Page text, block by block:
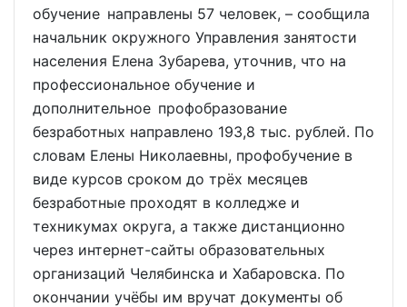
обучение направлены 57 человек, – сообщила
начальник окружного Управления занятости
населения Елена Зубарева, уточнив, что на
профессиональное обучение и
дополнительное профобразование
безработных направлено 193,8 тыс. рублей. По
словам Елены Николаевны, профобучение в
виде курсов сроком до трёх месяцев
безработные проходят в колледже и
техникумах округа, а также дистанционно
через интернет-сайты образовательных
организаций Челябинска и Хабаровска. По
окончании учёбы им вручат документы об